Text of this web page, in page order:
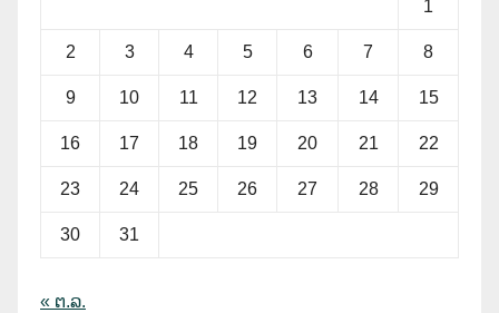
1
2 3 4 5 6 7 8
9 10 11 12 13 14 15
16 17 18 19 20 21 22
23 24 25 26 27 28 29
30 31
« ຕ.ລ.